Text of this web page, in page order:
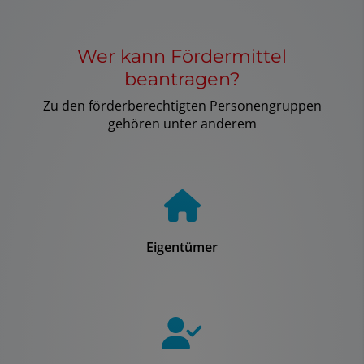
Wer kann Fördermittel
beantragen?
Zu den förderberechtigten Personengruppen
gehören unter anderem
Eigentümer